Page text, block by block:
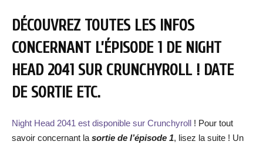
DÉCOUVREZ TOUTES LES INFOS
CONCERNANT L’ÉPISODE 1 DE NIGHT
HEAD 2041 SUR CRUNCHYROLL ! DATE
DE SORTIE ETC.
Night Head 2041 est disponible sur Crunchyroll ! Pour tout
savoir concernant la sortie de l’épisode 1, lisez la suite ! Un